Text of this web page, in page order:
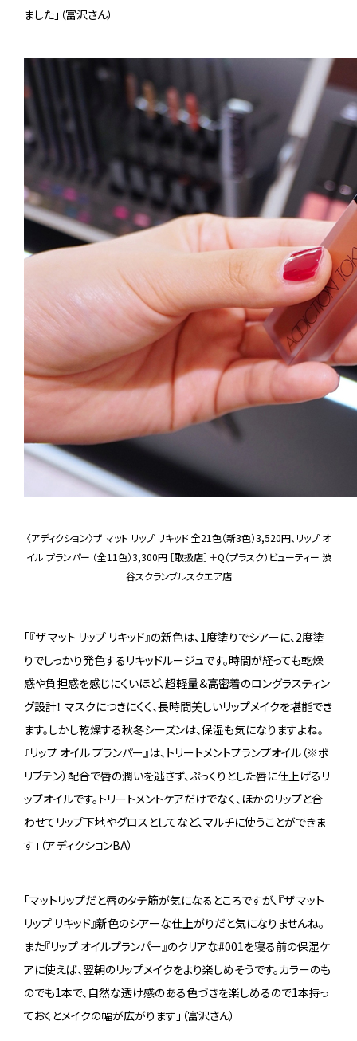
ました」（富沢さん）
〈アディクション〉ザ マット リップ リキッド 全21色（新3色）3,520円、リップ オ
イル プランパー （全11色）3,300円 ［取扱店］＋Q（プラスク）ビューティー 渋
谷スクランブルスクエア店
「『ザ マット リップ リキッド』の新色は、1度塗りでシアーに、2度塗
りでしっかり発色するリキッドルージュです。時間が経っても乾燥
感や負担感を感じにくいほど、超軽量＆高密着のロングラスティン
グ設計！ マスクにつきにくく、長時間美しいリップメイクを堪能でき
ます。しかし乾燥する秋冬シーズンは、保湿も気になりますよね。
『リップ オイル プランパー』は、トリートメントプランプオイル（※ポ
リブテン）配合で唇の潤いを逃さず、ぷっくりとした唇に仕上げるリ
ップオイルです。トリートメントケアだけでなく、ほかのリップと合
わせてリップ下地やグロスとしてなど、マルチに使うことができま
す」（アディクションBA）
「マットリップだと唇のタテ筋が気になるところですが、『ザ マット
リップ リキッド』新色のシアーな仕上がりだと気になりませんね。
また『リップ オイルプランパー』のクリアな#001を寝る前の保湿ケ
アに使えば、翌朝のリップメイクをより楽しめそうです。カラーのも
のでも1本で、自然な透け感のある色づきを楽しめるので1本持っ
ておくとメイクの幅が広がります」（富沢さん）